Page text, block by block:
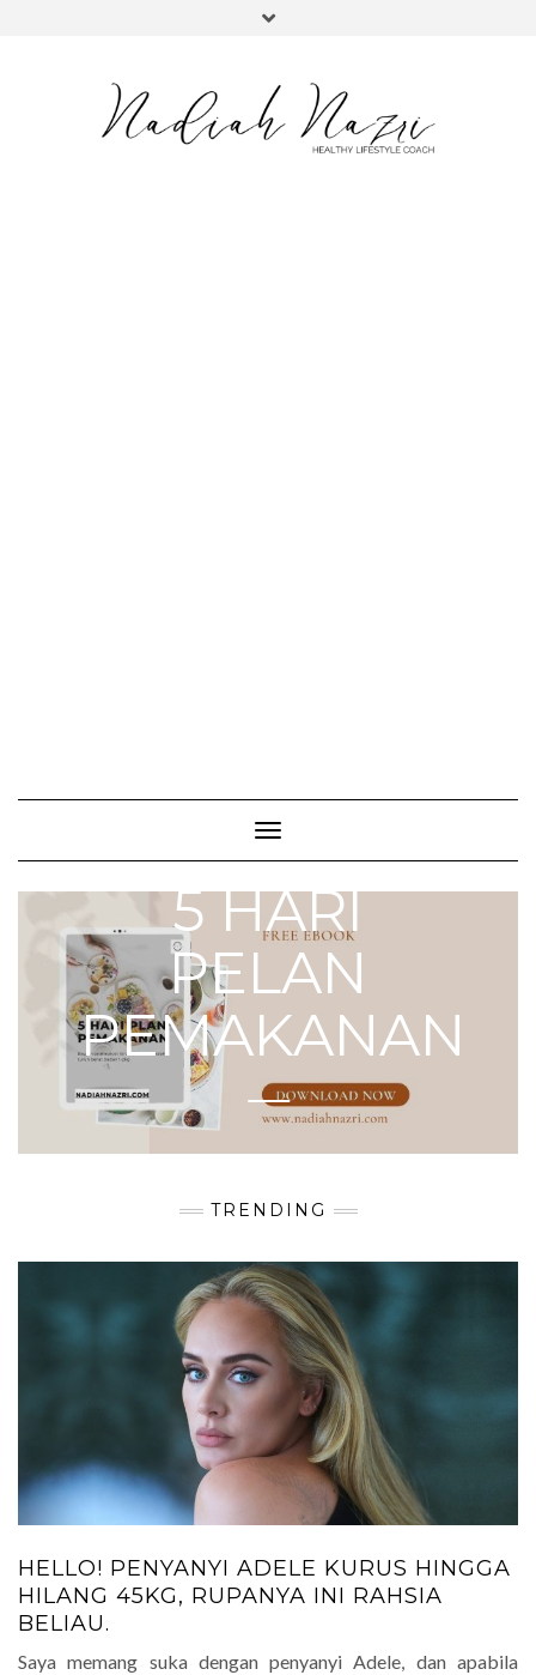
Toggle Navigation
5 HARI
PELAN
PEMAKANAN
TURUN 1-2KG SEAWAL 7 HARI
TRENDING
HELLO! PENYANYI ADELE KURUS HINGGA
HILANG 45KG, RUPANYA INI RAHSIA
BELIAU.
Saya memang suka dengan penyanyi Adele, dan apabila